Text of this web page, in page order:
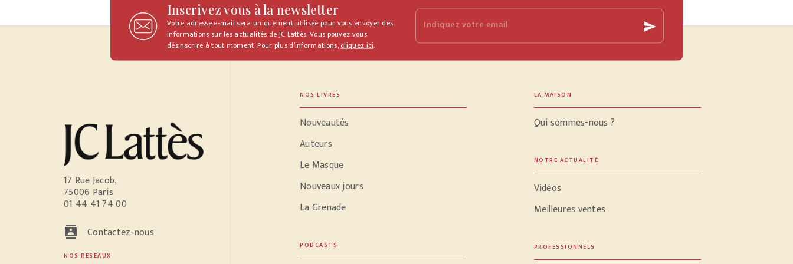
Inscrivez vous à la newsletter
Votre adresse e-mail sera uniquement utilisée pour vous envoyer des
informations sur les actualités de JC Lattès. Vous pouvez vous
désinscrire à tout moment. Pour plus d’informations,cliquez ici.
Indiquez votre email send
17 Rue Jacob,
75006 Paris
01 44 41 74 00
contacts Contactez-nous
NOS RÉSEAUX
NOS LIVRES
Nouveautés
Auteurs
Le Masque
Nouveaux jours
La Grenade
PODCASTS
LA MAISON
Qui sommes-nous ?
NOTRE ACTUALITÉ
Vidéos
Meilleures ventes
PROFESSIONNELS